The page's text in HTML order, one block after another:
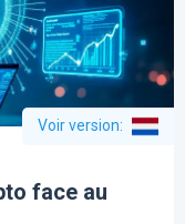
Voir version:
face au